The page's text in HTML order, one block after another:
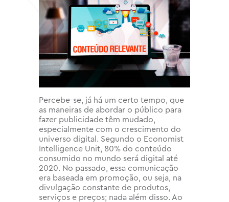
Percebe-se, já há um certo tempo, que
as maneiras de abordar o público para
fazer publicidade têm mudado,
especialmente com o crescimento do
universo digital. Segundo o Economist
Intelligence Unit, 80% do conteúdo
consumido no mundo será digital até
2020. No passado, essa comunicação
era baseada em promoção, ou seja, na
divulgação constante de produtos,
serviços e preços; nada além disso. Ao